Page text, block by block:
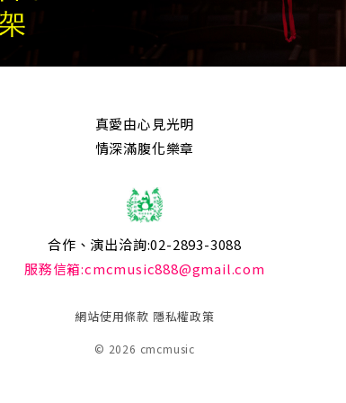
真愛由心見光明
情深滿腹化樂章
合作、演出洽詢:02-2893-3088
服務信箱:cmcmusic888@gmail.com
網站使用條款 隱私權政策
© 2026 cmcmusic